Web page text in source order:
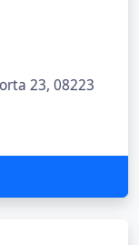
23, 08223